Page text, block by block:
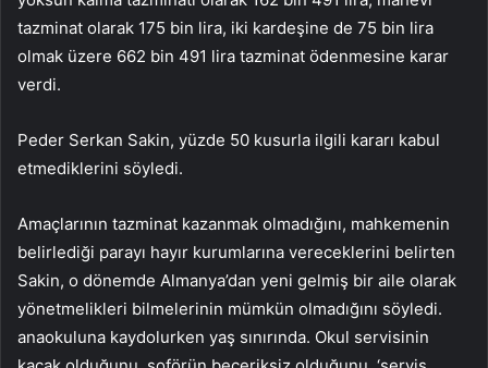
tazminat olarak 175 bin lira, iki kardeşine de 75 bin lira
olmak üzere 662 bin 491 lira tazminat ödenmesine karar
verdi.
Peder Serkan Sakin, yüzde 50 kusurla ilgili kararı kabul
etmediklerini söyledi.
Amaçlarının tazminat kazanmak olmadığını, mahkemenin
belirlediği parayı hayır kurumlarına vereceklerini belirten
Sakin, o dönemde Almanya’dan yeni gelmiş bir aile olarak
yönetmelikleri bilmelerinin mümkün olmadığını söyledi.
anaokuluna kaydolurken yaş sınırında. Okul servisinin